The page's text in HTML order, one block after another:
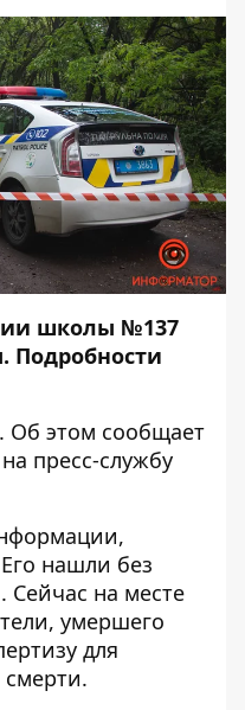
школы №137
Об этом сообщает
пресс-службу
нашли без
Сейчас на месте
умершего
для